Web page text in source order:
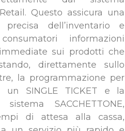
Questo assicura una
dell’inventario e
informazioni
sui prodotti che
direttamente sullo
la programmazione per
SINGLE TICKET e la
SACCHETTONE,
di attesa alla cassa,